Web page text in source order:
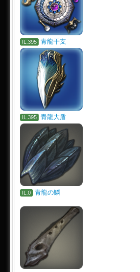
IL.395 青龍干支
IL.395 青龍大盾
IL.0 青龍の鱗